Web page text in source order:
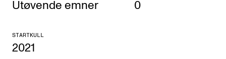
Gjennomføre konserter og arrangementer
Utøvende emner 0
STARTKULL
2021